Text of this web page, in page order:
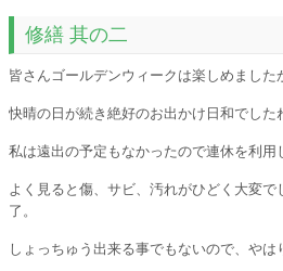
修繕 其の二
皆さんゴールデンウィークは楽しめました
快晴の日が続き絶好のお出かけ日和でした
私は遠出の予定もなかったので連休を利用
よく見ると傷、サビ、汚れがひどく大変
了。
しょっちゅう出来る事でもないので、やは